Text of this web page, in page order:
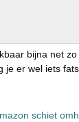
bijna net
je er wel iets
schiet